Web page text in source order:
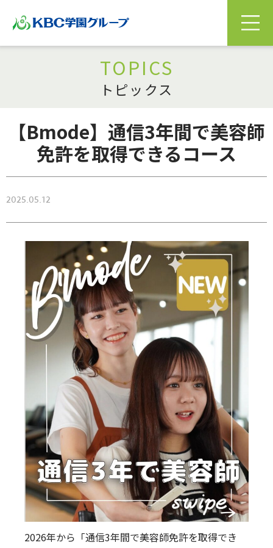
TOPICS
トピックス
【Bmode】通信3年間で美容師
免許を取得できるコース
2025.05.12
2026年から「通信3年間で美容師免許を取得でき